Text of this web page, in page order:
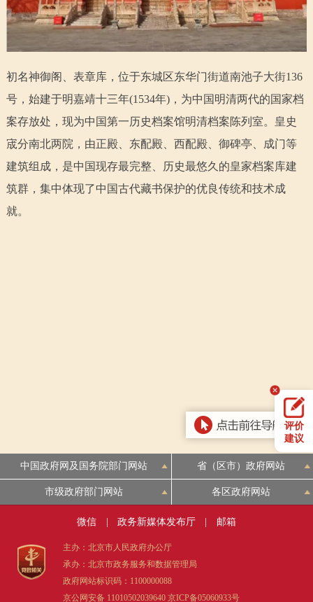
北京概况 十六区概览 人文北京
多语种
ENGLISH 한국어 日本語
DEUTSCH FRANÇAIS РУССКИЙ ЯЗЫК
初名神御阁、表章库，位于东城区东华门街道南池子大街136
号，始建于明嘉靖十三年(1534年)，为中国明清两代的国家档
案存放处，现为中国第一历史档案馆明清档案陈列室。皇史
宬分南北两院，由正殿、东配殿、西配殿、御碑亭、成门等
建筑组成，是中国现存最完整、历史最悠久的皇家档案库建
筑群，集中体现了中国古代藏书保护的优良传统和技术成
就。
评价
建议
中国政府网及国务院部门网站 省（区市）政府网站
市级政府部门网站 各区政府网站
微信 政务新媒体发布厅 邮箱
主办：北京市人民政府办公厅
承办：北京市政务服务和数据管理局
政府网站标识码：1100000088
京公网安备 11010502039640 京ICP备05060933号